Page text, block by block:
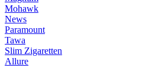
Mohawk
News
Paramount
Tawa
Slim Zigaretten
Allure